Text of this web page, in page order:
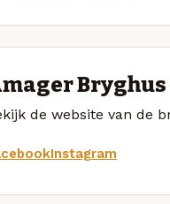
de website van de
Instagram